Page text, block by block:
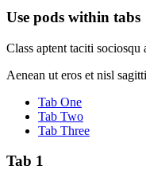
Use pods within tabs
Class aptent taciti
Aenean ut eros et nisl
Tab One
Tab Two
Tab Three
Tab 1